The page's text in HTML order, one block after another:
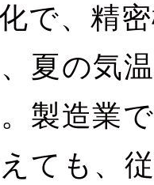
で、精
夏の気
製造業
ても、